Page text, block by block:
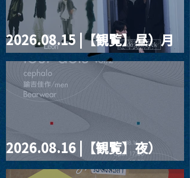
2026.08.15 |【観覧】昼）月
見ルpre.『POLYHEDRON』
2026.08.16 |【観覧】夜）
four dots vol.2